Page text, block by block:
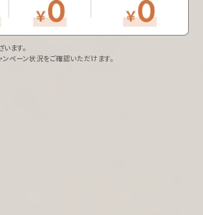
ます。
ペーン状況をご確認いただけます。